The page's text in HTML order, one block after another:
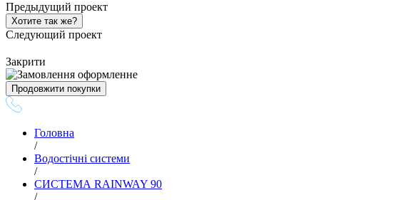
Предыдущий проект
Хотите так же?
Следующий проект
Закрити
Продовжити покупки
Головна
/
Водостічні системи
/
СИСТЕМА RAINWAY 90
/